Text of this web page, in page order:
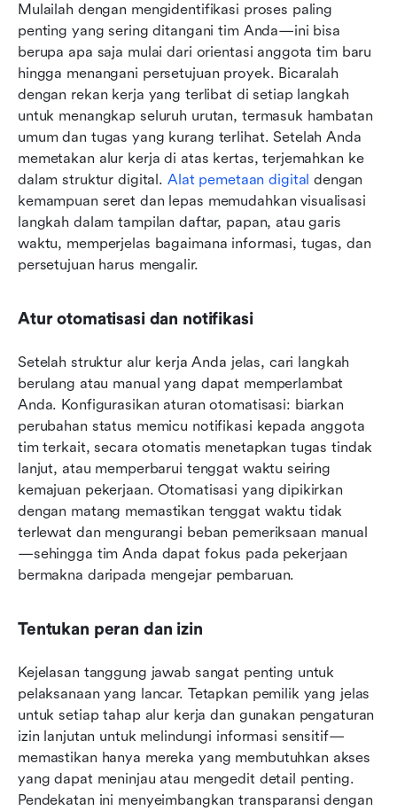
Mulailah dengan mengidentifikasi proses paling
penting yang sering ditangani tim Anda—ini bisa
berupa apa saja mulai dari orientasi anggota tim baru
hingga menangani persetujuan proyek. Bicaralah
dengan rekan kerja yang terlibat di setiap langkah
untuk menangkap seluruh urutan, termasuk hambatan
umum dan tugas yang kurang terlihat. Setelah Anda
memetakan alur kerja di atas kertas, terjemahkan ke
dalam struktur digital. Alat pemetaan digital dengan
kemampuan seret dan lepas memudahkan visualisasi
langkah dalam tampilan daftar, papan, atau garis
waktu, memperjelas bagaimana informasi, tugas, dan
persetujuan harus mengalir.
Atur otomatisasi dan notifikasi
Setelah struktur alur kerja Anda jelas, cari langkah
berulang atau manual yang dapat memperlambat
Anda. Konfigurasikan aturan otomatisasi: biarkan
perubahan status memicu notifikasi kepada anggota
tim terkait, secara otomatis menetapkan tugas tindak
lanjut, atau memperbarui tenggat waktu seiring
kemajuan pekerjaan. Otomatisasi yang dipikirkan
dengan matang memastikan tenggat waktu tidak
terlewat dan mengurangi beban pemeriksaan manual
—sehingga tim Anda dapat fokus pada pekerjaan
bermakna daripada mengejar pembaruan.
Tentukan peran dan izin
Kejelasan tanggung jawab sangat penting untuk
pelaksanaan yang lancar. Tetapkan pemilik yang jelas
untuk setiap tahap alur kerja dan gunakan pengaturan
izin lanjutan untuk melindungi informasi sensitif—
memastikan hanya mereka yang membutuhkan akses
yang dapat meninjau atau mengedit detail penting.
Pendekatan ini menyeimbangkan transparansi dengan